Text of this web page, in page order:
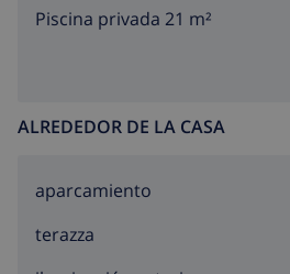
Piscina privada 21 m²
ALREDEDOR DE LA CASA
aparcamiento
terazza